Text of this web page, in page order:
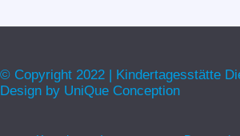
© Copyright 2022 | Kindertagesstätte
Design by UniQue Conception